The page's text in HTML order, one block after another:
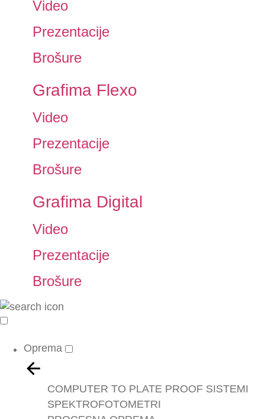
Video
Prezentacije
Brošure
Grafima Flexo
Video
Prezentacije
Brošure
Grafima Digital
Video
Prezentacije
Brošure
Oprema
COMPUTER TO PLATE PROOF SISTEMI
SPEKTROFOTOMETRI